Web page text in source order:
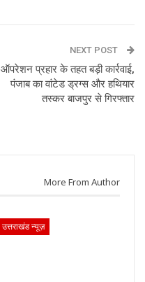
NEXT POST
ऑपरेशन प्रहार के तहत बड़ी कार्रवाई,
पंजाब का वांटेड ड्रग्स और हथियार
तस्कर बाजपुर से गिरफ्तार
More From Author
उत्तराखंड न्यूज़